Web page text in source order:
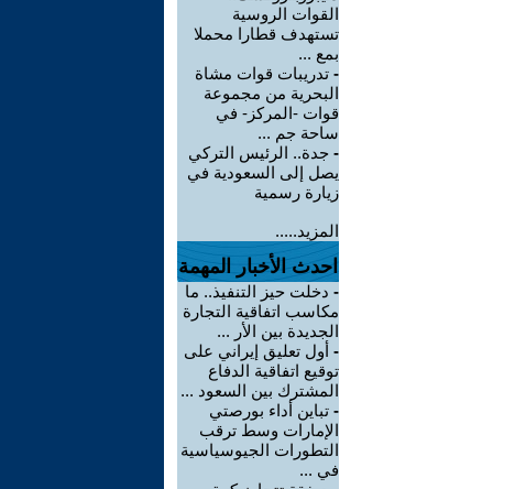
القوات الروسية
تستهدف قطارا محملا
بمع ...
- تدريبات قوات مشاة
البحرية من مجموعة
قوات -المركز- في
ساحة جم ...
- جدة.. الرئيس التركي
يصل إلى السعودية في
زيارة رسمية
المزيد.....
احدث الأخبار المهمة
- دخلت حيز التنفيذ.. ما
مكاسب اتفاقية التجارة
الجديدة بين الأر ...
- أول تعليق إيراني على
توقيع اتفاقية الدفاع
المشترك بين السعود ...
- تباين أداء بورصتي
الإمارات وسط ترقب
التطورات الجيوسياسية
في ...